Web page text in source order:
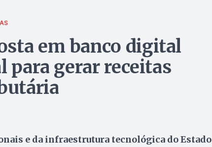
em banco digital
para gerar receitas
e da infraestrutura tecnológica do Estado